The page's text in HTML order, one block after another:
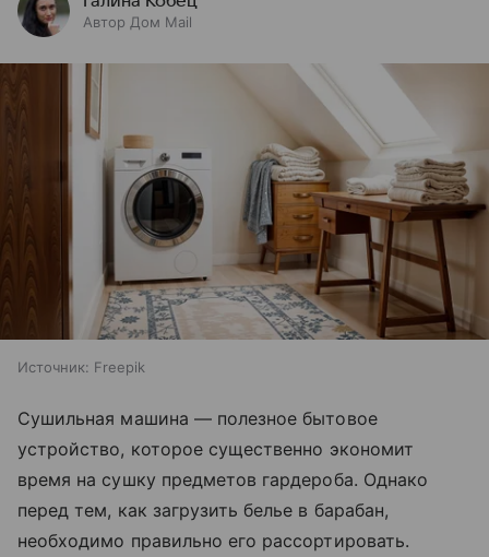
Автор Дом Mail
Источник: Freepik
Сушильная машина — полезное бытовое
устройство, которое существенно экономит
время на сушку предметов гардероба. Однако
перед тем, как загрузить белье в барабан,
необходимо правильно его рассортировать.